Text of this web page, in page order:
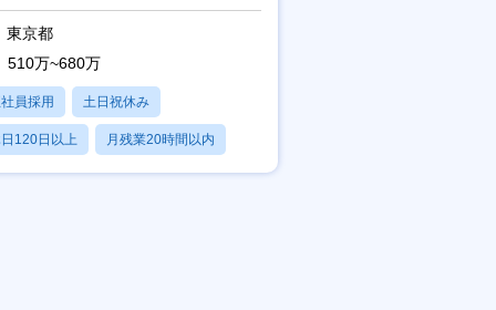
ンジニア
東京都
510万~680万
員採用 土日祝休み
120日以上 月残業20時間以内
あり